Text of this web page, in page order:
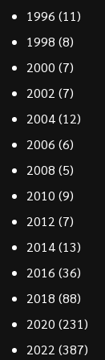
1996 (11)
1998 (8)
2000 (7)
2002 (7)
2004(12)
2006 (6)
2008 (5)
2010 (9)
2012 (7)
2014(13)
2016 (36)
2018 (88)
2020 (231)
2022 (387)